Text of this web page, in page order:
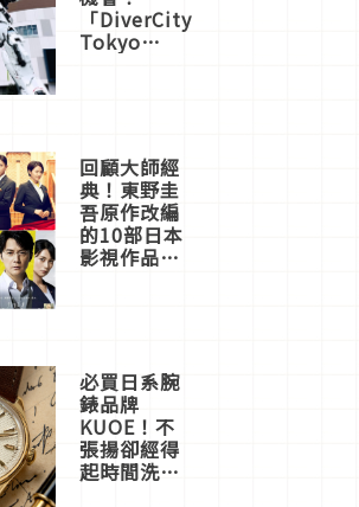
「DiverCity
Tokyo
體驗
回顧大師經
典！東野圭
吾原作改編
的10部日本
影視作品推
必買日系腕
錶品牌
KUOE！不
張揚卻經得
起時間洗鍊